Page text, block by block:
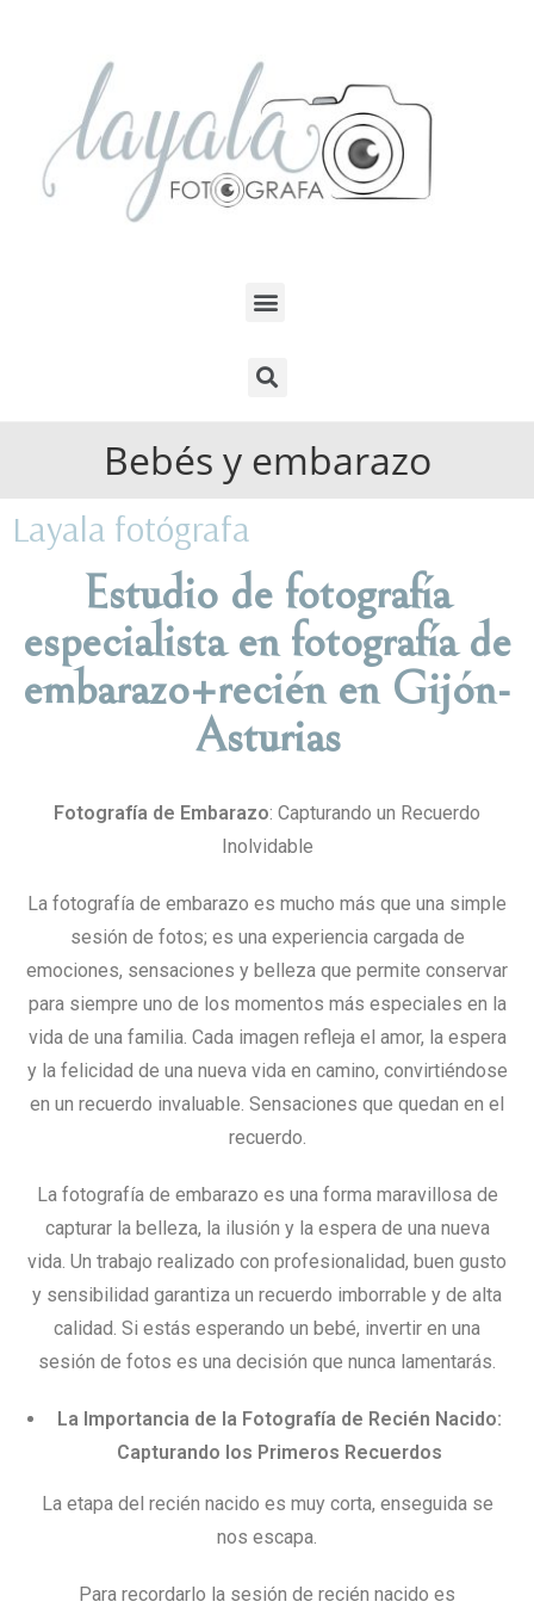
Bebés y embarazo
Layala fotógrafa
Estudio de fotografía
especialista en fotografía de
embarazo+recién en Gijón-
Asturias
Fotografía de Embarazo: Capturando un Recuerdo
Inolvidable
La fotografía de embarazo es mucho más que una simple
sesión de fotos; es una experiencia cargada de
emociones, sensaciones y belleza que permite conservar
para siempre uno de los momentos más especiales en la
vida de una familia. Cada imagen refleja el amor, la espera
y la felicidad de una nueva vida en camino, convirtiéndose
en un recuerdo invaluable. Sensaciones que quedan en el
recuerdo.
La fotografía de embarazo es una forma maravillosa de
capturar la belleza, la ilusión y la espera de una nueva
vida. Un trabajo realizado con profesionalidad, buen gusto
y sensibilidad garantiza un recuerdo imborrable y de alta
calidad. Si estás esperando un bebé, invertir en una
sesión de fotos es una decisión que nunca lamentarás.
La Importancia de la Fotografía de Recién Nacido:
Capturando los Primeros Recuerdos
La etapa del recién nacido es muy corta, enseguida se
nos escapa.
Para recordarlo la sesión de recién nacido es